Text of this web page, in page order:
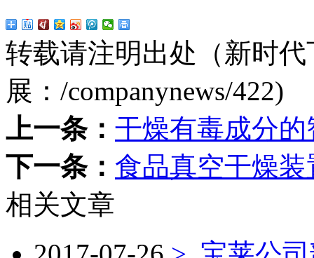
转载请注明出处（新时
展： /companynews/422)
上一条： 干燥有毒成分
下一条： 食品真空干燥
相关文章